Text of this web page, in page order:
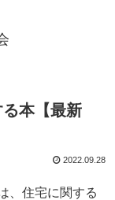
本【最新
2022.09.28
、住宅に関する